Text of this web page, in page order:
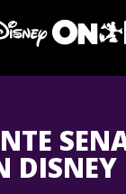
DISNEY